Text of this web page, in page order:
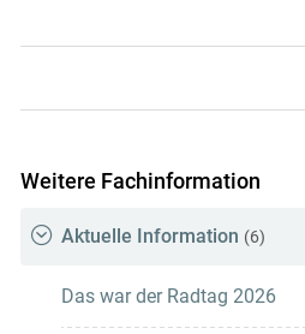
Weitere Fachinformation
Aktuelle Information (6)
Das war der Radtag 2026